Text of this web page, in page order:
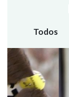
Todos